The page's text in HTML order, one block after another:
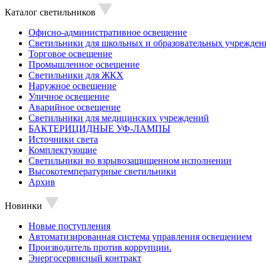
Каталог светильников
Офисно-административное освещение
Светильники для школьных и образовательных
Торговое освещение
Промышленное освещение
Светильники для ЖКХ
Наружное освещение
Уличное освещение
Аварийное освещение
Светильники для медицинских учреждений
БАКТЕРИЦИДНЫЕ УФ-ЛАМПЫ
Источники света
Комплектующие
Светильники во взрывозащищенном исполнении
Высокотемпературные светильники
Архив
Новинки
Новые поступления
Автоматизированная система управления освещением
Производитель против коррупции.
Энергосервисный контракт